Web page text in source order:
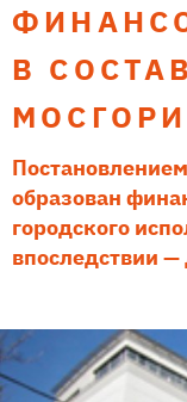
В
образован
городского
впоследствии